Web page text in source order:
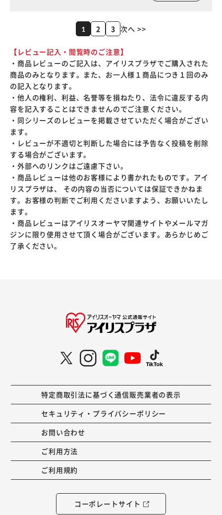
1 2 3 次へ >>
【レビュー記入・閲覧時のご注意】
・商品レビューのご記入は、アイリスプラザでご購入された
商品のみとなります。また、お一人様１商品につき１回のみ
の記入となります。
・他人の権利、利益、名誉等を損ねたり、法令に違反する内
容を記入することはできませんのでご注意ください。
・同シリーズのレビューを掲載させていただく場合がござい
ます。
・レビューが不適切と判断した場合には予告なく投稿を削除
する場合がございます。
・外部へのリンクはご遠慮下さい。
・商品レビューは他のお客様により書かれたものです。アイ
リスプラザは、 その内容の当否については保証できかねま
す。お客様の判断でご利用くださいますよう、お願いいたし
ます。
・商品レビューはアイリスオーヤマ関連サイトやメールマガ
ジンに限り使用させて頂く場合がございます。あらかじめご
了承ください。
特定商取引法に基づく通信販売業者の表示
セキュリティ・プライバシーポリシー
お問い合わせ
ご利用方法
ご利用規約
コーポレートサイト